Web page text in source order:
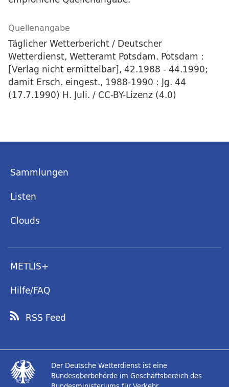
Quellenangabe
Täglicher Wetterbericht / Deutscher
Wetterdienst, Wetteramt Potsdam. Potsdam :
[Verlag nicht ermittelbar], 42.1988 - 44.1990;
damit Ersch. eingest., 1988-1990 : Jg. 44
(17.7.1990) H. Juli. / CC-BY-Lizenz (4.0)
Sammlungen
Listen
Clouds
METLIS+
Hilfe/FAQ
RSS Feed
Der Deutsche Wetterdienst ist eine
Bundesoberbehörde im Geschäftsbereich des